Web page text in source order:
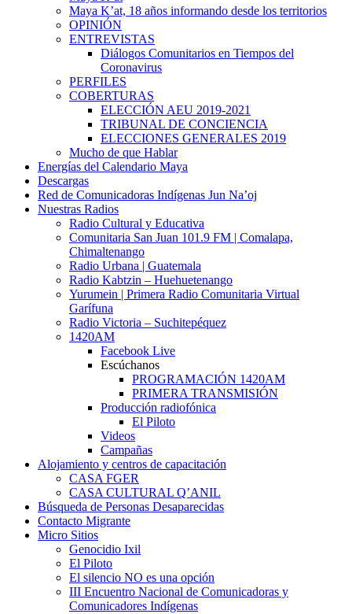
Maya K’at, 18 años informando desde los territorios
OPINIÓN
ENTREVISTAS
Diálogos Comunitarios en Tiempos del
Coronavirus
PERFILES
COBERTURAS
ELECCIÓN AEU 2019-2021
TRIBUNAL DE CONCIENCIA
ELECCIONES GENERALES 2019
Mucho de que Hablar
Energías del Calendario Maya
Descargas
Red de Comunicadoras Indígenas Jun Na’oj
Nuestras Radios
Radio Cultural y Educativa
Comunitaria San Juan 101.9 FM | Comalapa,
Chimaltenango
Radio Urbana | Guatemala
Radio Kabtzin – Huehuetenango
Yurumein | Primera Radio Comunitaria Virtual
Garífuna
Radio Victoria – Suchitepéquez
1420AM
Facebook Live
Escúchanos
PROGRAMACIÓN 1420AM
PRIMERA TRANSMISIÓN
Producción radiofónica
El Piloto
Videos
Campañas
Alojamiento y centros de capacitación
CASA FGER
CASA CULTURAL Q’ANIL
Búsqueda de Personas Desaparecidas
Contacto Migrante
Micro Sitios
Genocidio Ixil
El Piloto
El silencio NO es una opción
III Encuentro Nacional de Comunicadoras y
Comunicadores Indígenas